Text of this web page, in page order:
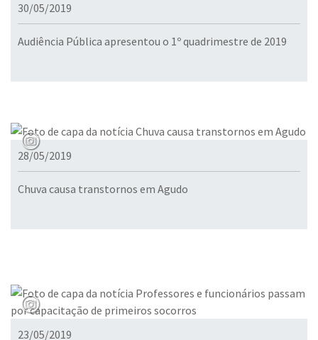
30/05/2019
Audiência Pública apresentou o 1º quadrimestre de 2019
28/05/2019
Chuva causa transtornos em Agudo
23/05/2019